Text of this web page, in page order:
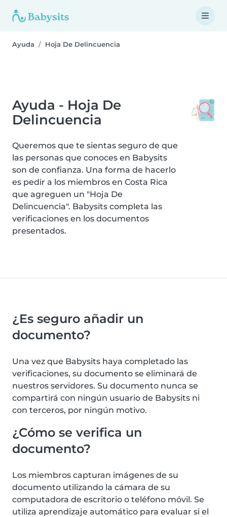
Ayuda Hoja De Delincuencia
Ayuda - Hoja De
Delincuencia
Queremos que te sientas seguro de que
las personas que conoces en Babysits
son de confianza. Una forma de hacerlo
es pedir a los miembros en Costa Rica
que agreguen un "Hoja De
Delincuencia". Babysits completa las
verificaciones en los documentos
presentados.
¿Es seguro añadir un
documento?
Una vez que Babysits haya completado las
verificaciones, su documento se eliminará de
nuestros servidores. Su documento nunca se
compartirá con ningún usuario de Babysits ni
con terceros, por ningún motivo.
¿Cómo se verifica un
documento?
Los miembros capturan imágenes de su
documento utilizando la cámara de su
computadora de escritorio o teléfono móvil. Se
utiliza aprendizaje automático para evaluar si el